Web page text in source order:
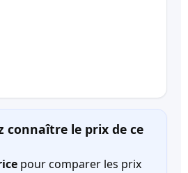
connaître le prix de ce
pour comparer les prix